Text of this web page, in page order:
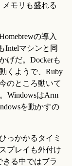
モリも盛れる
の導入
Intelマシンと同
げだ。Dockerも
くようで、Ruby
のところ動いて
WindowsはArm
を動かすの
っかかるタイミ
プレイも外付け
る中ではブラ